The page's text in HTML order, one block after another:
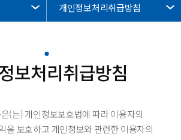
개인정보처리취급방침
보처리취급방침
(는) 개인정보보호법에 따라 이용자의
을 보호하고 개인정보와 관련한 이용자의